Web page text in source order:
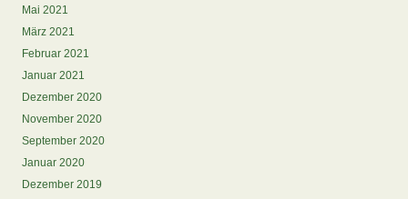
Mai 2021
März 2021
Februar 2021
Januar 2021
Dezember 2020
November 2020
September 2020
Januar 2020
Dezember 2019